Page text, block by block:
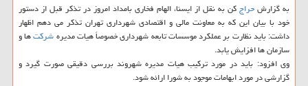
به گزارشحراجكن به نقل از ایسنا، الهام فخاری بامداد امروز در تذكر قبل از دستور
خود با بیان این كه به معاونت مالی و اقتصادی شهرداری تهران تذكر می دهم اظهار
داشت: باید نظارت بر عملكرد موسسات تابعه شهرداری خصوصاً هیات مدیرهشركتها و
سازمان ها افزایش یابد.
وی افزود: باید در مورد تركیب هیات مدیره شهروند بررسی دقیقی صورت گیرد و
گزارشی در مورد ابهامات موجود به شورا ارائه شود.